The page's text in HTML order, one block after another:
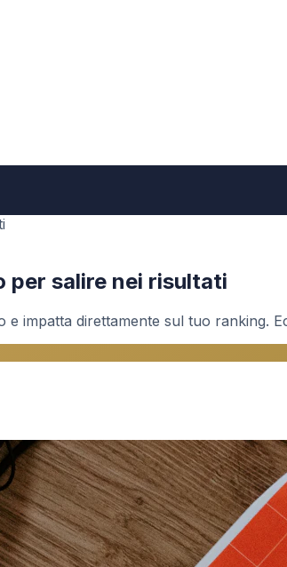
per salire nei risultati
impatta direttamente sul tuo ranking.